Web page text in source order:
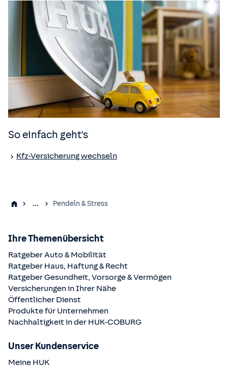
So einfach geht's
Kfz-Versicherung wechseln
... Pendeln & Stress
Ihre Themenübersicht
Ratgeber Auto & Mobilität
Ratgeber Haus, Haftung & Recht
Ratgeber Gesundheit, Vorsorge & Vermögen
Versicherungen in Ihrer Nähe
Öffentlicher Dienst
Produkte für Unternehmen
Nachhaltigkeit in der HUK-COBURG
Unser Kundenservice
Meine HUK